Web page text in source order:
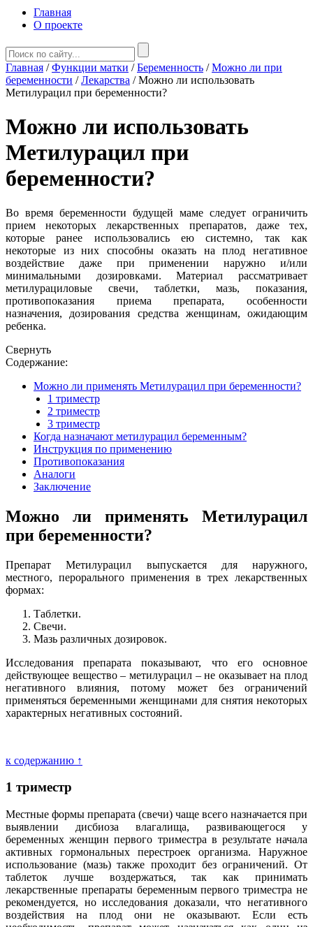
Главная
О проекте
Главная /Функции матки /Беременность /Можно ли при
беременности /Лекарства /Можно ли использовать
Метилурацил при беременности?
Можно ли использовать
Метилурацил при
беременности?
Во время беременности будущей маме следует ограничить
прием некоторых лекарственных препаратов, даже тех,
которые ранее использовались ею системно, так как
некоторые из них способны оказать на плод негативное
воздействие даже при применении наружно и/или
минимальными дозировками. Материал рассматривает
метилурациловые свечи, таблетки, мазь, показания,
противопоказания приема препарата, особенности
назначения, дозирования средства женщинам, ожидающим
ребенка.
Свернуть
Содержание:
Можно ли применять Метилурацил при беременности?
1 триместр
2 триместр
3 триместр
Когда назначают метилурацил беременным?
Инструкция по применению
Противопоказания
Аналоги
Заключение
Можно ли применять Метилурацил
при беременности?
Препарат Метилурацил выпускается для наружного,
местного, перорального применения в трех лекарственных
формах:
Таблетки.
Свечи.
Мазь различных дозировок.
Исследования препарата показывают, что его основное
действующее вещество – метилурацил – не оказывает на плод
негативного влияния, потому может без ограничений
применяться беременными женщинами для снятия некоторых
характерных негативных состояний.
к содержанию ↑
1 триместр
Местные формы препарата (свечи) чаще всего назначается при
выявлении дисбиоза влагалища, развивающегося у
беременных женщин первого триместра в результате начала
активных гормональных перестроек организма. Наружное
использование (мазь) также проходит без ограничений. От
таблеток лучше воздержаться, так как принимать
лекарственные препараты беременным первого триместра не
рекомендуется, но исследования доказали, что негативного
воздействия на плод они не оказывают. Если есть